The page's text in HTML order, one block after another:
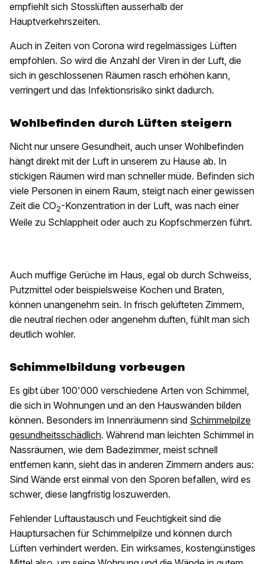
empfiehlt sich Stosslüften ausserhalb der
Hauptverkehrszeiten.
Auch in Zeiten von Corona wird regelmässiges Lüften
empfohlen. So wird die Anzahl der Viren in der Luft, die
sich in geschlossenen Räumen rasch erhöhen kann,
verringert und das Infektionsrisiko sinkt dadurch.
Wohlbefinden durch Lüften steigern
Nicht nur unsere Gesundheit, auch unser Wohlbefinden
hängt direkt mit der Luft in unserem zu Hause ab. In
stickigen Räumen wird man schneller müde. Befinden sich
viele Personen in einem Raum, steigt nach einer gewissen
Zeit die CO2-Konzentration in der Luft, was nach einer
Weile zu Schlappheit oder auch zu Kopfschmerzen führt.
Auch muffige Gerüche im Haus, egal ob durch Schweiss,
Putzmittel oder beispielsweise Kochen und Braten,
können unangenehm sein. In frisch gelüfteten Zimmern,
die neutral riechen oder angenehm duften, fühlt man sich
deutlich wohler.
Schimmelbildung vorbeugen
Es gibt über 100'000 verschiedene Arten von Schimmel,
die sich in Wohnungen und an den Hauswänden bilden
können. Besonders im Innenräumenn sind Schimmelpilze
gesundheitsschädlich. Während man leichten Schimmel in
Nassräumen, wie dem Badezimmer, meist schnell
entfernen kann, sieht das in anderen Zimmern anders aus:
Sind Wände erst einmal von den Sporen befallen, wird es
schwer, diese langfristig loszuwerden.
Fehlender Luftaustausch und Feuchtigkeit sind die
Hauptursachen für Schimmelpilze und können durch
Lüften verhindert werden. Ein wirksames, kostengünstiges